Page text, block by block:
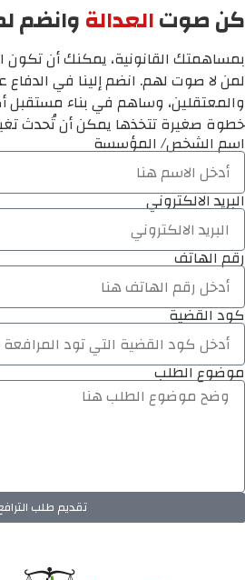
كن صوتالعدالةوانضم
بمساهمتك القانونية، يمكنك أن تكون
لمن لا صوت لهم. انضم إلينا في
والمعتقلين، وساهم في بناء مستقبل
خطوة صغيرة تتخذها يمكن أن تُحدث
اسم الشخص/ المؤسسة
البريد الالكتروني
رقم الهاتف
كود القضية
موضوع الطلب
تقديم طلب